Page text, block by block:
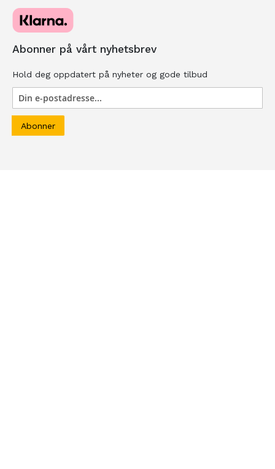
Abonner på vårt nyhetsbrev
Hold deg oppdatert på nyheter og gode tilbud
Abonner